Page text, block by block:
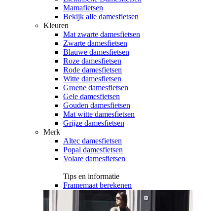
Mamafietsen
Bekijk alle damesfietsen
Kleuren
Mat zwarte damesfietsen
Zwarte damesfietsen
Blauwe damesfietsen
Roze damesfietsen
Rode damesfietsen
Witte damesfietsen
Groene damesfietsen
Gele damesfietsen
Gouden damesfietsen
Mat witte damesfietsen
Grijze damesfietsen
Merk
Altec damesfietsen
Popal damesfietsen
Volare damesfietsen
Tips en informatie
Framemaat berekenen